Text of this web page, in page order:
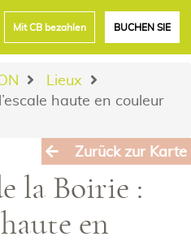
Mit CB bezahlen BUCHEN SIE
Lieux
haute en couleur
Zurück zur Karte
la Boirie :
haute en